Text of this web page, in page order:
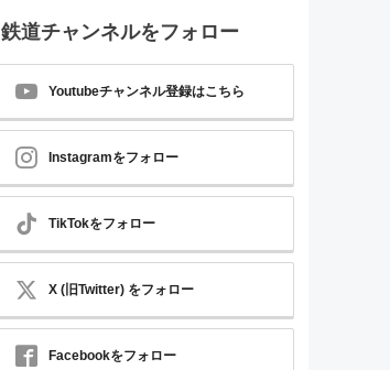
鉄道チャンネルをフォロー
Youtubeチャンネル登録はこちら
Instagramをフォロー
TikTokをフォロー
X (旧Twitter) をフォロー
Facebookをフォロー